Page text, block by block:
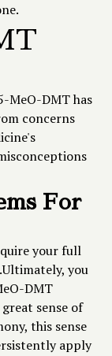
MeO-DMT has
concerns
For
your full
you
DMT
sense of
this sense
apply